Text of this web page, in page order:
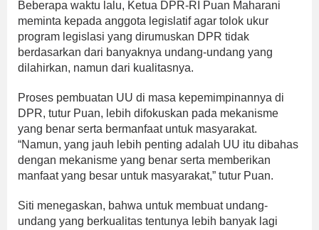
Beberapa waktu lalu, Ketua DPR-RI Puan Maharani
meminta kepada anggota legislatif agar tolok ukur
program legislasi yang dirumuskan DPR tidak
berdasarkan dari banyaknya undang-undang yang
dilahirkan, namun dari kualitasnya.
Proses pembuatan UU di masa kepemimpinannya di
DPR, tutur Puan, lebih difokuskan pada mekanisme
yang benar serta bermanfaat untuk masyarakat.
“Namun, yang jauh lebih penting adalah UU itu dibahas
dengan mekanisme yang benar serta memberikan
manfaat yang besar untuk masyarakat,” tutur Puan.
Siti menegaskan, bahwa untuk membuat undang-
undang yang berkualitas tentunya lebih banyak lagi